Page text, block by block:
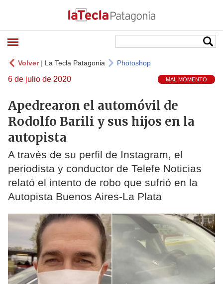
Volver| La Tecla Patagonia Photoshop
6 de julio de 2020 MAL MOMENTO
Apedrearon el automóvil de
Rodolfo Barili y sus hijos en la
autopista
A través de su perfil de Instagram, el
periodista y conductor de Telefe Noticias
relató el intento de robo que sufrió en la
Autopista Buenos Aires-La Plata